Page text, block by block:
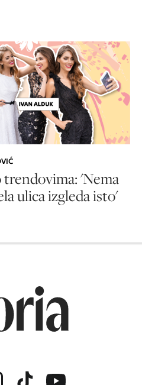
'Nema
ulica izgleda isto'